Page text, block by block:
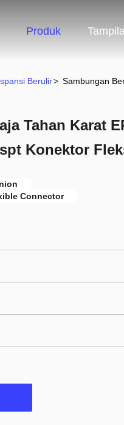
Produk
Berulir> Sambungan
Tahan Karat
Konektor
Connector